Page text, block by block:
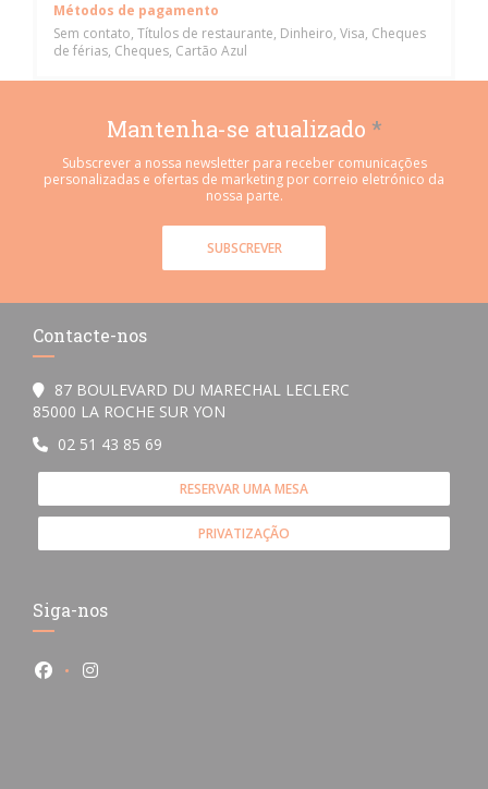
Métodos de pagamento
Sem contato, Títulos de restaurante, Dinheiro, Visa, Cheques
de férias, Cheques, Cartão Azul
Mantenha-se atualizado *
Subscrever a nossa newsletter para receber comunicações
personalizadas e ofertas de marketing por correio eletrónico da
nossa parte.
SUBSCREVER
Contacte-nos
87 BOULEVARD DU MARECHAL LECLERC
85000 LA ROCHE SUR YON
02 51 43 85 69
RESERVAR UMA MESA
PRIVATIZAÇÃO
Siga-nos
Facebook ((abre numa nova janela))
Instagram ((abre numa nova janela))